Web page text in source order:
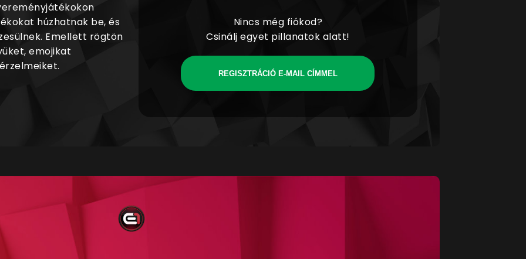
húzhatnak be, és
Emellett rögtön
emojikat
Nincs még fiókod?
Csinálj egyet pillanatok alatt!
REGISZTRÁCIÓ E-MAIL CÍMMEL